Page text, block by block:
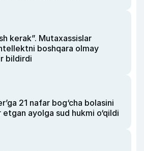
kerak”. Mutaxassislar
boshqara olmay
bildirdi
21 nafar bog‘cha bolasini
ayolga sud hukmi o‘qildi